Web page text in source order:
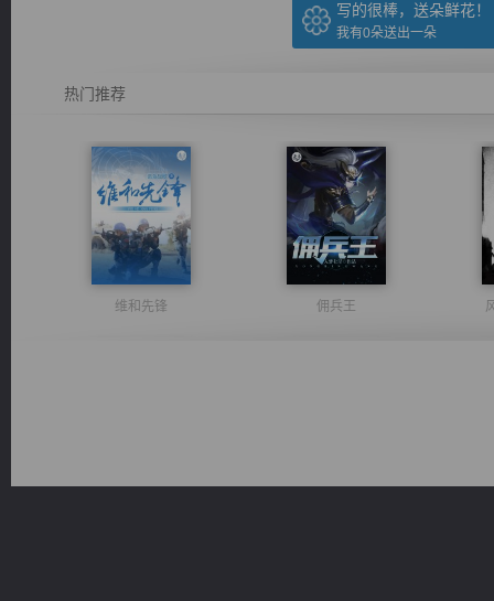
写的很棒，送朵鲜花！
我有0朵送出一朵
热门推荐
维和先锋 佣兵王